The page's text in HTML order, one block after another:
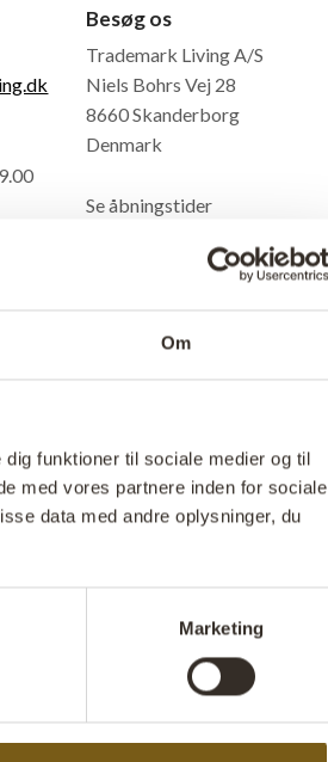
Om
funktioner til sociale medier og til
med vores partnere inden for sociale
data med andre oplysninger, du
Marketing
Besøg os
Trademark Living A/S
Niels Bohrs Vej 28
8660 Skanderborg
Denmark
Se åbningstider